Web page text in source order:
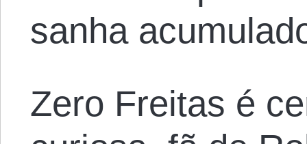
sanha
Zero Freitas é